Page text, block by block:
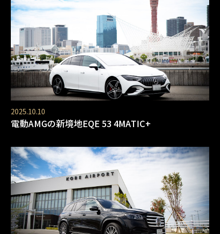
2025.10.10
電動AMGの新境地EQE 53 4MATIC+